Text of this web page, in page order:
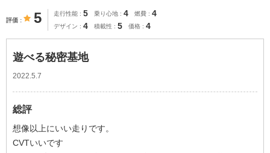
評価 5 走行性能 5 乗り心地 4 燃費 4
デザイン 4 積載性 5 価格 4
遊べる秘密基地
2022.5.7
総評
想像以上にいい走りです。
CVTいいです